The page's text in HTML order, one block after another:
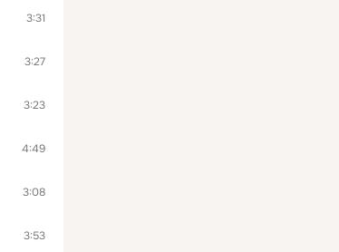
3:31
3:27
3:23
4:49
3:08
3:53